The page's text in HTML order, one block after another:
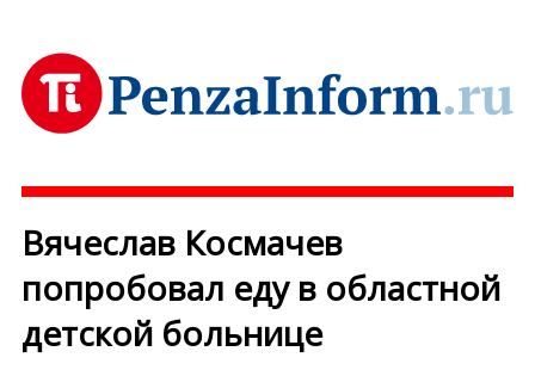
Вячеслав Космачев
попробовал еду в областной
детской больнице